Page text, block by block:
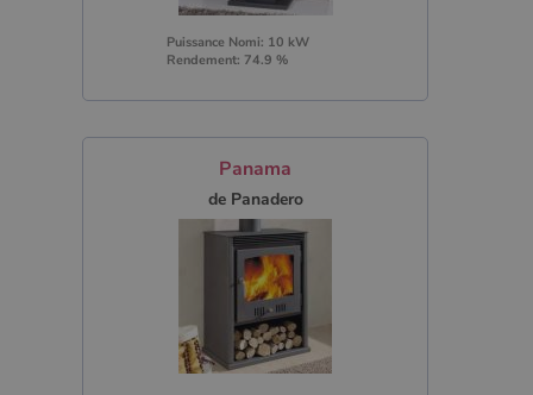
Puissance Nomi: 10 kW
Rendement: 74.9 %
Panama
de Panadero